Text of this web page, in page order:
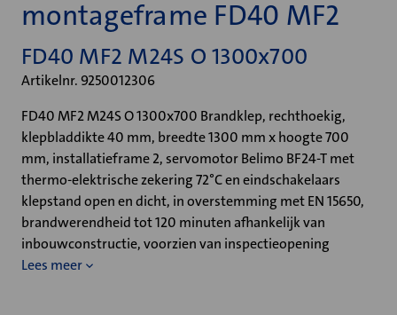
montageframe FD40 MF2
FD40 MF2 M24S O 1300x700
Artikelnr. 9250012306
FD40 MF2 M24S O 1300x700 Brandklep, rechthoekig,
klepbladdikte 40 mm, breedte 1300 mm x hoogte 700
mm, installatieframe 2, servomotor Belimo BF24-T met
thermo-elektrische zekering 72°C en eindschakelaars
klepstand open en dicht, in overstemming met EN 15650,
brandwerendheid tot 120 minuten afhankelijk van
inbouwconstructie, voorzien van inspectieopening
Lees meer